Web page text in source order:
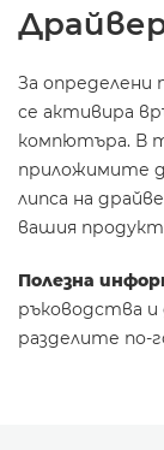
За определени
се активира
компютъра. В
приложимите
липса на
вашия продукт
Полезна
ръководства и
разделите по-